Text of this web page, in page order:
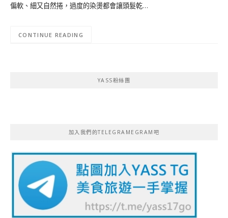
偏軟、細又自然捲，過度的染燙都會讓頭髮乾…
CONTINUE READING
YASS粉絲團
加入我們的TELEGRAMEGRAM吧